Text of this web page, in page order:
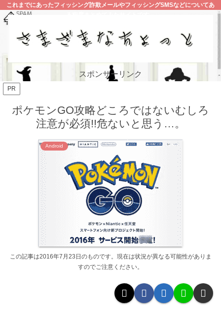
これまでにあったフィッシング詐欺メールやフィッシングSMSなどについてあ
スポンサーリンク
PR
ポケモンGO攻略どころではないむしろ
注意が必須!!危ないと思う…。
Android
この記事は2016年7月23日のものです。現在は状況が異なる可能性がありま
すのでご注意ください。